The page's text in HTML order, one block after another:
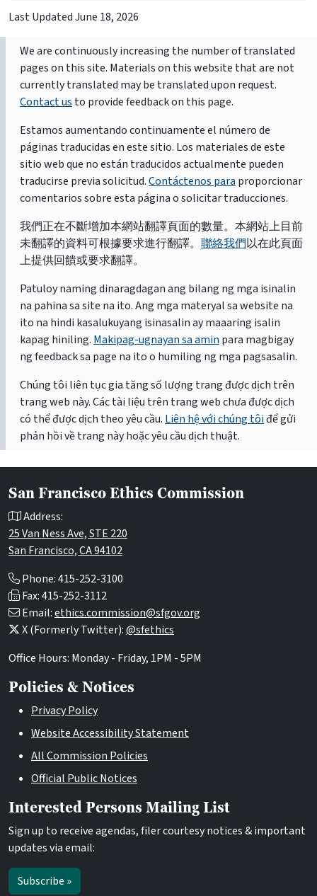
Last UpdatedJune 18, 2026
We are continuously increasing the number of translated
pages on this site. Materials on this website that are not
currently translated may be translated upon request.
Contact us to provide feedback on this page.
Estamos aumentando continuamente el número de
páginas traducidas en este sitio. Los materiales de este
sitio web que no están traducidos actualmente pueden
traducirse previa solicitud.Contáctenos para proporcionar
comentarios sobre esta página o solicitar traducciones.
我們正在不斷增加本網站翻譯頁面的數量。本網站上目前
未翻譯的資料可根據要求進行翻譯。 聯絡我們以在此頁面
上提供回饋或要求翻譯。
Patuloy naming dinaragdagan ang bilang ng mga isinalin
na pahina sa site na ito. Ang mga materyal sa website na
ito na hindi kasalukuyang isinasalin ay maaaring isalin
kapag hiniling. Makipag-ugnayan sa amin para magbigay
ng feedback sa page na ito o humiling ng mga pagsasalin.
Chúng tôi liên tục gia tăng số lượng trang được dịch trên
trang web này. Các tài liệu trên trang web chưa được dịch
có thể được dịch theo yêu cầu. Liên hệ với chúng tôiđể gửi
phản hồi về trang này hoặc yêu cầu dịch thuật.
San Francisco Ethics Commission
Address:
25 Van Ness Ave, STE 220
San Francisco, CA 94102
Phone: 415-252-3100
Fax: 415-252-3112
Email:ethics.commission@sfgov.org
X (Formerly Twitter):@sfethics
Office Hours: Monday - Friday, 1PM - 5PM
Policies & Notices
Privacy Policy
Website Accessibility Statement
All Commission Policies
Official Public Notices
Interested Persons Mailing List
Sign up to receive agendas, filer courtesy notices & important
updates via email:
Subscribe »